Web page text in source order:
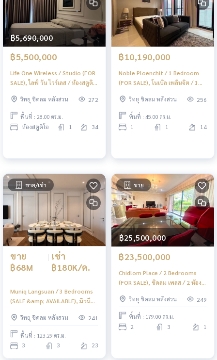
฿5,690,000
฿5,500,000
Life One Wireless / Studio (FOR
SALE), ไลฟ์ วัน ไวร์เลส / ห้องสตูดิ
วิทยุ ชิดลม หลังสวน
272
พื้นที่ : 28.00 ตร.ม.
ห้องสตูดิโอ 1 34
฿10,190,000
Noble Ploenchit / 1 Bedroom
(FOR SALE), โนเบิล เพลินจิต / 1
วิทยุ ชิดลม หลังสวน
256
พื้นที่ : 45.00 ตร.ม.
1 1 14
ขาย/เช่า
ขาย
฿68M
| เช่า
฿180K/ด.
Muniq Langsuan / 3 Bedrooms
(SALE &amp; AVAILABLE), มิวนีค
BJ027วิทยุ ชิดลม หลังสวน 241
พื้นที่ : 123.29 ตร.ม.
3 3 23
ขาย
฿25,500,000
฿23,500,000
Chidlom Place / 2 Bedrooms
(FOR SALE), ชิดลม เพลส / 2 ห้อง
วิทยุ ชิดลม หลังสวน
249
พื้นที่ : 179.00 ตร.ม.
2 3 1